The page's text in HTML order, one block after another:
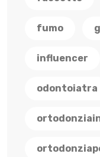
fumo
influencer
odontoiatra